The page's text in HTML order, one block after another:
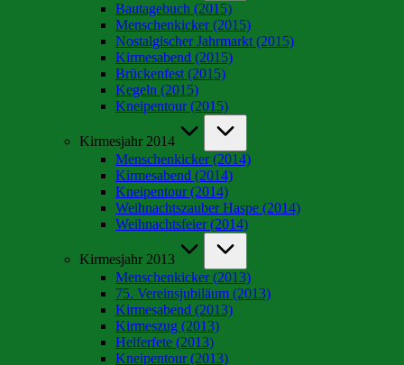
Bautagebuch (2015)
Menschenkicker (2015)
Nostalgischer Jahrmarkt (2015)
Kirmesabend (2015)
Brückenfest (2015)
Kegeln (2015)
Kneipentour (2015)
Kirmesjahr 2014
Menschenkicker (2014)
Kirmesabend (2014)
Kneipentour (2014)
Weihnachtszauber Haspe (2014)
Weihnachtsfeier (2014)
Kirmesjahr 2013
Menschenkicker (2013)
75. Vereinsjubiläum (2013)
Kirmesabend (2013)
Kirmeszug (2013)
Helferfete (2013)
Kneipentour (2013)